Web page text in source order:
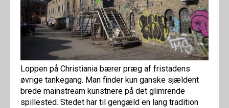
Loppen på Christiania bærer præg af fristadens
øvrige tankegang. Man finder kun ganske sjældent
brede mainstream kunstnere på det glimrende
spillested. Stedet har til gengæld en lang tradition